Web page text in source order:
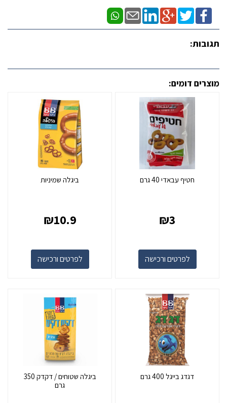
תגובות:
מוצרים דומים:
חטיף עבאדי 40 גרם
₪3
לפרטים ורכישה
ביגלה שמיניות
₪10.9
לפרטים ורכישה
דגדג בייגל 400 גרם
ביגלה שטוחים / דקדק 350
גרם